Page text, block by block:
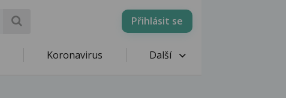
Přihlásit se
Koronavirus Další